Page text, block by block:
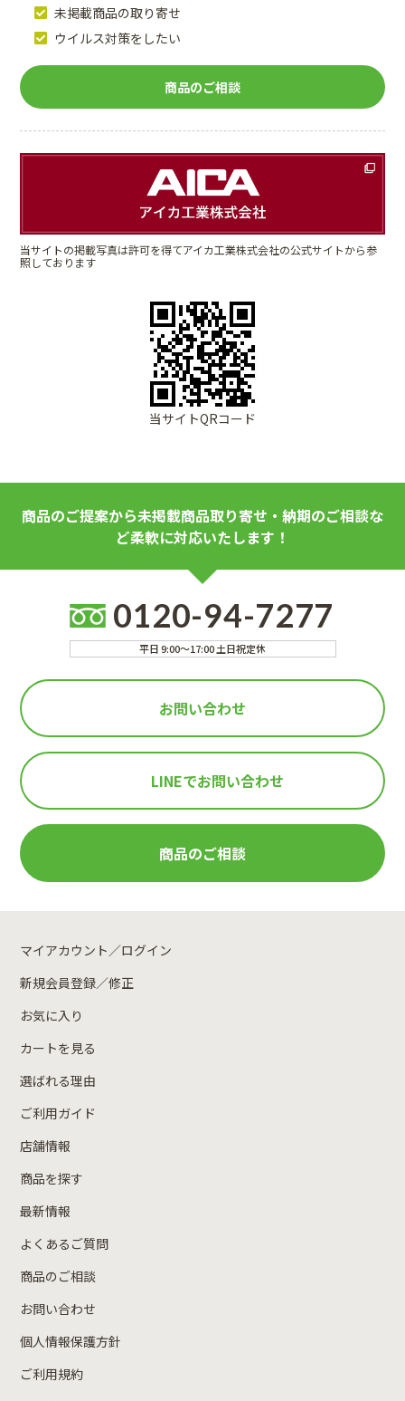
未掲載商品の取り寄せ
ウイルス対策をしたい
商品のご相談
当サイトの掲載写真は許可を得てアイカ工業株式会社の公式サイトから参
照しております
当サイトQRコード
商品のご提案から未掲載商品取り寄せ・納期のご相談な
ど柔軟に対応いたします！
0120-94-7277
平日 9:00～17:00 土日祝定休
お問い合わせ
LINEでお問い合わせ
商品のご相談
マイアカウント／ログイン
新規会員登録／修正
お気に入り
カートを見る
選ばれる理由
ご利用ガイド
店舗情報
商品を探す
最新情報
よくあるご質問
商品のご相談
お問い合わせ
個人情報保護方針
ご利用規約